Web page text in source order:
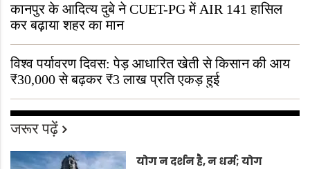
कानपुर के आदित्य दुबे ने CUET-PG में AIR 141 हासिल
कर बढ़ाया शहर का मान
विश्व पर्यावरण दिवस: पेड़ आधारित खेती से किसान की आय
₹30,000 से बढ़कर ₹3 लाख प्रति एकड़ हुई
जरूर पढ़ें
योग न दर्शन है, न धर्म; योग